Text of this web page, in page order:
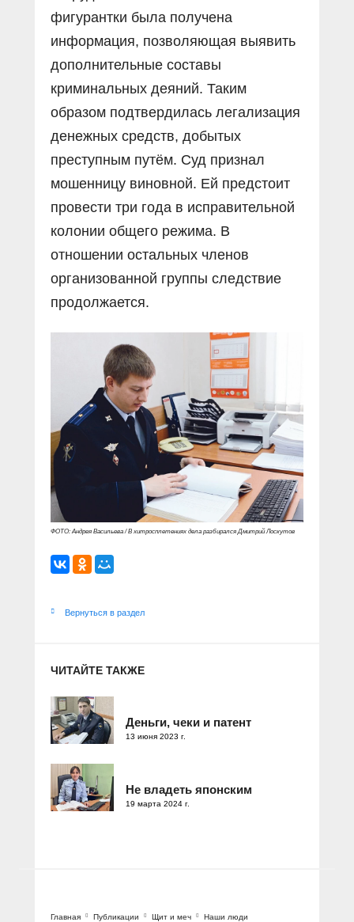
фигурантки была получена
информация, позволяющая выявить
дополнительные составы
криминальных деяний. Таким
образом подтвердилась легализация
денежных средств, добытых
преступным путём. Суд признал
мошенницу виновной. Ей предстоит
провести три года в исправительной
колонии общего режима. В
отношении остальных членов
организованной группы следствие
продолжается.
ФОТО: Андрея Васильева / В хитросплетениях дела разбирался Дмитрий Лоскутов
Вернуться в раздел
ЧИТАЙТЕ ТАКЖЕ
Деньги, чеки и патент
13 июня 2023 г.
Не владеть японским
19 марта 2024 г.
Главная Публикации Щит и меч Наши люди